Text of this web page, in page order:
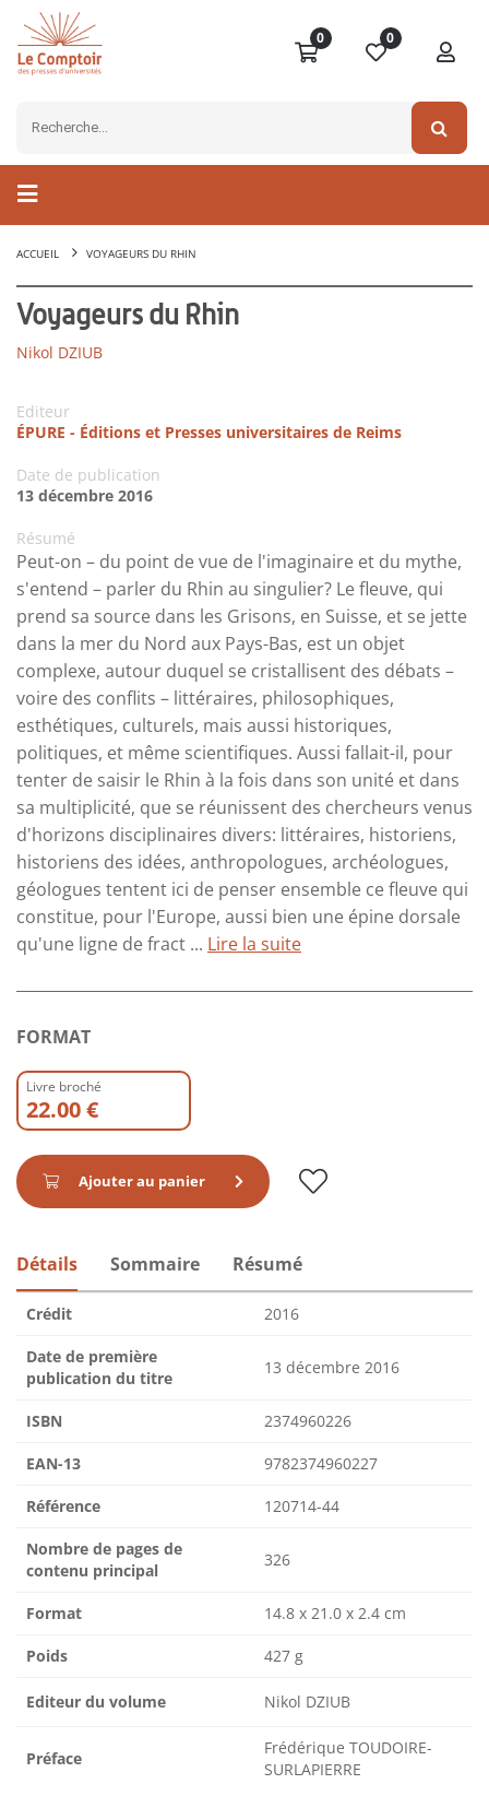
0 0
ACCUEIL VOYAGEURS DU RHIN
Voyageurs du Rhin
Nikol DZIUB
Editeur
ÉPURE - Éditions et Presses universitaires de Reims
Date de publication
13 décembre 2016
Résumé
Peut-on – du point de vue de l'imaginaire et du mythe,
s'entend – parler du Rhin au singulier? Le fleuve, qui
prend sa source dans les Grisons, en Suisse, et se jette
dans la mer du Nord aux Pays-Bas, est un objet
complexe, autour duquel se cristallisent des débats –
voire des conflits – littéraires, philosophiques,
esthétiques, culturels, mais aussi historiques,
politiques, et même scientifiques. Aussi fallait-il, pour
tenter de saisir le Rhin à la fois dans son unité et dans
sa multiplicité, que se réunissent des chercheurs venus
d'horizons disciplinaires divers: littéraires, historiens,
historiens des idées, anthropologues, archéologues,
géologues tentent ici de penser ensemble ce fleuve qui
constitue, pour l'Europe, aussi bien une épine dorsale
qu'une ligne de fract ... Lire la suite
FORMAT
Livre broché
22.00 €
Ajouter au panier
Détails Sommaire Résumé
Crédit 2016
Date de première
publication du titre
13 décembre 2016
ISBN 2374960226
EAN-13 9782374960227
Référence 120714-44
Nombre de pages de
contenu principal
326
Format 14.8 x 21.0 x 2.4 cm
Poids 427 g
Editeur du volume Nikol DZIUB
Préface
Frédérique TOUDOIRE-
SURLAPIERRE